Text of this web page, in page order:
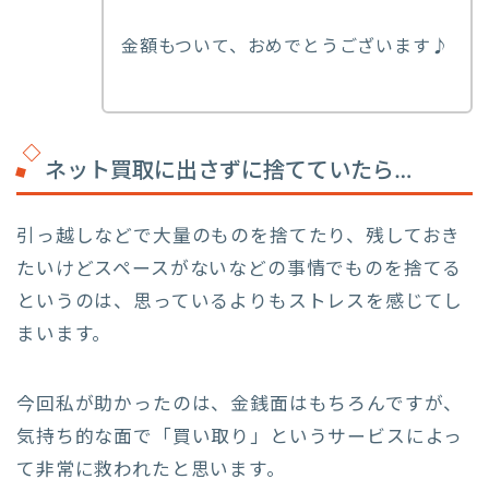
金額もついて、おめでとうございます♪
ネット買取に出さずに捨てていたら…
引っ越しなどで大量のものを捨てたり、残しておき
たいけどスペースがないなどの事情でものを捨てる
というのは、思っているよりもストレスを感じてし
まいます。
今回私が助かったのは、金銭面はもちろんですが、
気持ち的な面で「買い取り」というサービスによっ
て非常に救われたと思います。